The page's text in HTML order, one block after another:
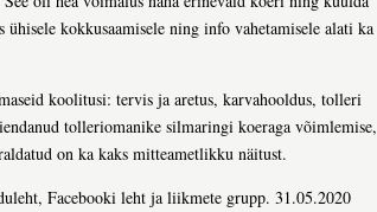
kokkusaamisele ning info vahetamisele alati ka
koolitusi: tervis ja aretus, karvahooldus, tolleri
tolleriomanike silmaringi koeraga võimlemise,
on ka kaks mitteametlikku näitust.
Facebooki leht ja liikmete grupp. 31.05.2020